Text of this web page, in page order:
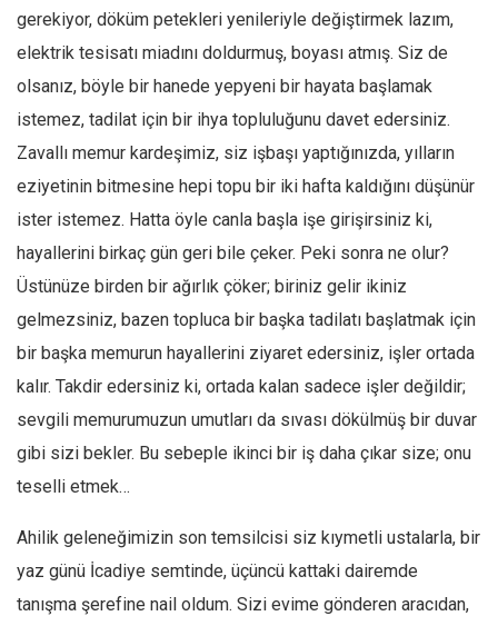
gerekiyor, döküm petekleri yenileriyle değiştirmek lazım,
elektrik tesisatı miadını doldurmuş, boyası atmış. Siz de
olsanız, böyle bir hanede yepyeni bir hayata başlamak
istemez, tadilat için bir ihya topluluğunu davet edersiniz.
Zavallı memur kardeşimiz, siz işbaşı yaptığınızda, yılların
eziyetinin bitmesine hepi topu bir iki hafta kaldığını düşünür
ister istemez. Hatta öyle canla başla işe girişirsiniz ki,
hayallerini birkaç gün geri bile çeker. Peki sonra ne olur?
Üstünüze birden bir ağırlık çöker; biriniz gelir ikiniz
gelmezsiniz, bazen topluca bir başka tadilatı başlatmak için
bir başka memurun hayallerini ziyaret edersiniz, işler ortada
kalır. Takdir edersiniz ki, ortada kalan sadece işler değildir;
sevgili memurumuzun umutları da sıvası dökülmüş bir duvar
gibi sizi bekler. Bu sebeple ikinci bir iş daha çıkar size; onu
teselli etmek…
Ahilik geleneğimizin son temsilcisi siz kıymetli ustalarla, bir
yaz günü İcadiye semtinde, üçüncü kattaki dairemde
tanışma şerefine nail oldum. Sizi evime gönderen aracıdan,